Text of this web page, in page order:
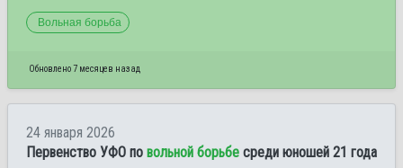
Вольная борьба
Обновлено 7 месяцев назад
24 января 2026
Первенство УФО по вольной борьбе среди юношей 21 года